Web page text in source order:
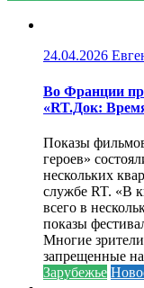
24.04.2026
Во Франции
«RT.Док:
Показы
героев»
нескольких
службе RT. «В
всего в
показы
Многие
запрещенные
Зарубежье